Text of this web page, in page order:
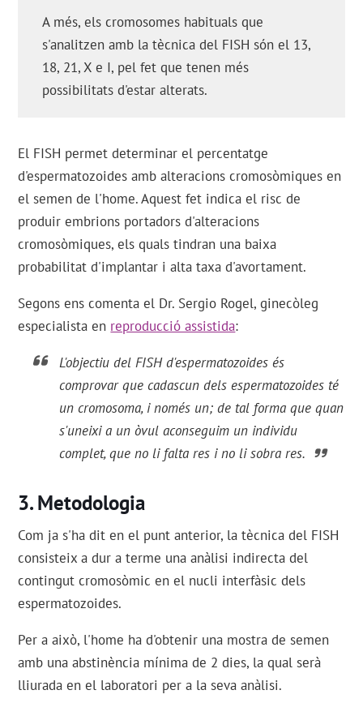
A més, els cromosomes habituals que
s'analitzen amb la tècnica del FISH són el 13,
18, 21, X e I, pel fet que tenen més
possibilitats d'estar alterats.
El FISH permet determinar el percentatge
d'espermatozoides amb alteracions cromosòmiques en
el semen de l'home. Aquest fet indica el risc de
produir embrions portadors d'alteracions
cromosòmiques, els quals tindran una baixa
probabilitat d'implantar i alta taxa d'avortament.
Segons ens comenta el Dr. Sergio Rogel, ginecòleg
especialista en reproducció assistida:
L'objectiu del FISH d'espermatozoides és
comprovar que cadascun dels espermatozoides té
un cromosoma, i només un; de tal forma que quan
s'uneixi a un òvul aconseguim un individu
complet, que no li falta res i no li sobra res.
Metodologia
Com ja s'ha dit en el punt anterior, la tècnica del FISH
consisteix a dur a terme una anàlisi indirecta del
contingut cromosòmic en el nucli interfàsic dels
espermatozoides.
Per a això, l'home ha d'obtenir una mostra de semen
amb una abstinència mínima de 2 dies, la qual serà
lliurada en el laboratori per a la seva anàlisi.